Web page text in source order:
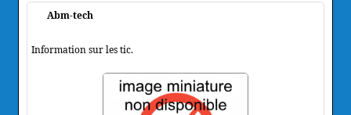
Abm-tech
Information sur les tic.